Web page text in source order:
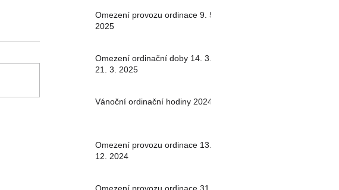
Omezení provozu ordinace 9. 5.
2025
Omezení ordinační doby 14. 3. -
21. 3. 2025
Vánoční ordinační hodiny 2024
Omezení provozu ordinace 13.
12. 2024